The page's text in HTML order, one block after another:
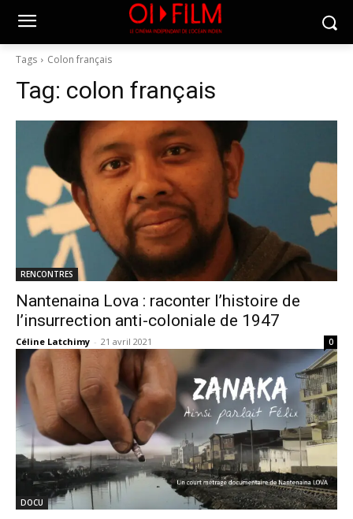
Tags Colon français
Tag: colon français
RENCONTRES
Nantenaina Lova : raconter l’histoire de
l’insurrection anti-coloniale de 1947
Céline Latchimy - 21 avril 2021 0
DOCU